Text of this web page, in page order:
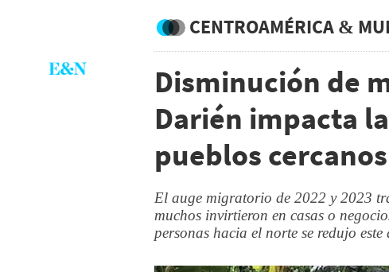
CENTROAMÉRICA &
Disminución de
Darién impacta
pueblos cercanos
El auge migratorio de 2022 y 2023
muchos invirtieron en casas o
personas hacia el norte se redujo